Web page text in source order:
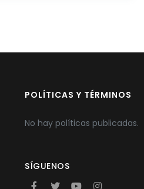
POLÍTICAS Y TÉRMINOS
No hay políticas publicadas.
SÍGUENOS